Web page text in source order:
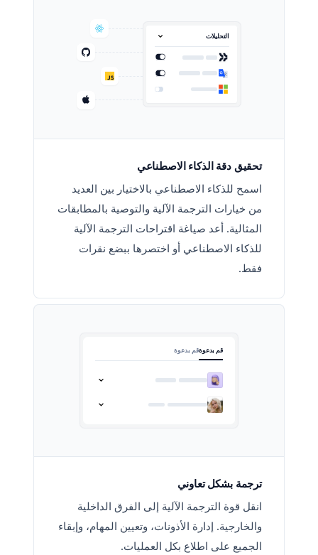
التحليلات
تحقيق دقة الذكاء الاصطناعي
اسمح للذكاء الاصطناعي بالاختيار بين العديد
من خيارات الترجمة الآلية والتوصية بالمطابقات
المثالية. أعد صياغة اقتراحات الترجمة الآلية
للذكاء الاصطناعي أو اختصرها ببضع نقرات
فقط.
قم بدعوةقم بدعوة
ترجمة بشكل تعاوني
انقل قوة الترجمة الآلية إلى الفرق الداخلية
والخارجية. إدارة الأذونات، وتعيين المهام، وإبقاء
الجميع على اطلاع بكل العمليات.